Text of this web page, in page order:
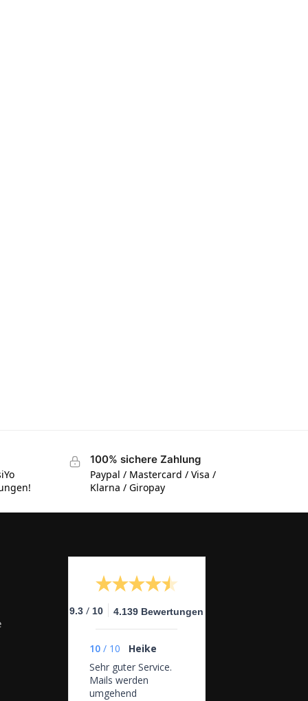
100% sichere Zahlung
Paypal / Mastercard / Visa /
Klarna / Giropay
9.3 / 10 4.139 Bewertungen
10 / 10
Heike
Sehr guter Service.
Mails werden
umgehend